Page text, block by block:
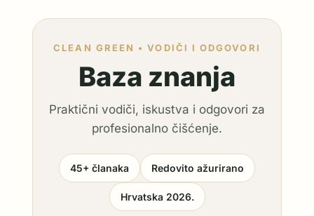
CLEAN GREEN • VODIČI I ODGOVORI
Baza znanja
Praktični vodiči, iskustva i odgovori za
profesionalno čišćenje.
45+ članaka Redovito ažurirano
Hrvatska 2026.